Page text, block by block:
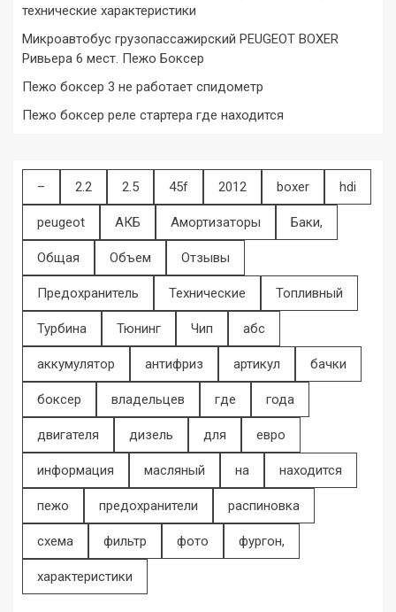
технические характеристики
Микроавтобус грузопассажирский PEUGEOT BOXER
Ривьера 6 мест. Пежо Боксер
Пежо боксер 3 не работает спидометр
Пежо боксер реле стартера где находится
– 2.2 2.5 45f 2012 boxer hdi
peugeot АКБ Амортизаторы Баки,
Общая Объем Отзывы
Предохранитель Технические Топливный
Турбина Тюнинг Чип абс
аккумулятор антифриз артикул бачки
боксер владельцев где года
двигателя дизель для евро
информация масляный на находится
пежо предохранители распиновка
схема фильтр фото фургон,
характеристики